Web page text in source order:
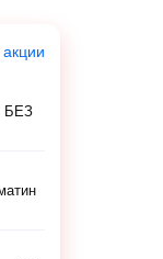
БЕЗ